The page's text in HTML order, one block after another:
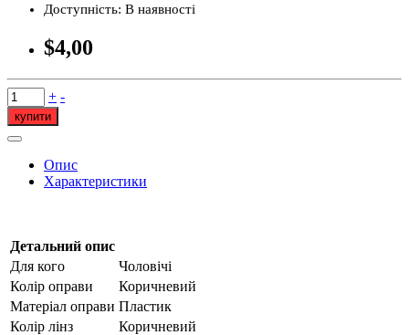
Доступність: В наявності
$4,00
+ -
купити
Опис
Характеристики
Детальний опис
Для кого
Чоловічі
Колір оправи
Коричневий
Матеріал оправи Пластик
Колір лінз
Коричневий